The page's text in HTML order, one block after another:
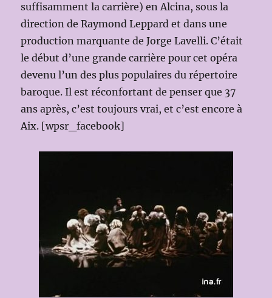
suffisamment la carrière) en Alcina, sous la
direction de Raymond Leppard et dans une
production marquante de Jorge Lavelli. C’était
le début d’une grande carrière pour cet opéra
devenu l’un des plus populaires du répertoire
baroque. Il est réconfortant de penser que 37
ans après, c’est toujours vrai, et c’est encore à
Aix. [wpsr_facebook]